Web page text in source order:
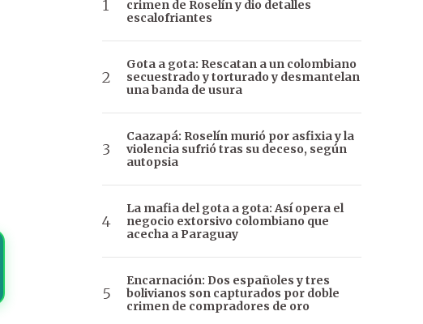
crimen de Roselín y dio detalles
escalofriantes
Gota a gota: Rescatan a un colombiano
secuestrado y torturado y desmantelan
una banda de usura
Caazapá: Roselín murió por asfixia y la
violencia sufrió tras su deceso, según
autopsia
La mafia del gota a gota: Así opera el
negocio extorsivo colombiano que
acecha a Paraguay
Encarnación: Dos españoles y tres
bolivianos son capturados por doble
crimen de compradores de oro